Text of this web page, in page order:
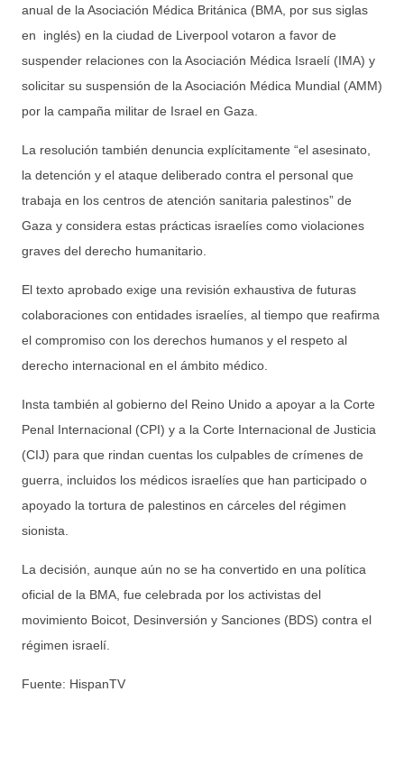
anual de la Asociación Médica Británica (BMA, por sus siglas
en inglés) en la ciudad de Liverpool votaron a favor de
suspender relaciones con la Asociación Médica Israelí (IMA) y
solicitar su suspensión de la Asociación Médica Mundial (AMM)
por la campaña militar de Israel en Gaza.
La resolución también denuncia explícitamente “el asesinato,
la detención y el ataque deliberado contra el personal que
trabaja en los centros de atención sanitaria palestinos” de
Gaza y considera estas prácticas israelíes como violaciones
graves del derecho humanitario.
El texto aprobado exige una revisión exhaustiva de futuras
colaboraciones con entidades israelíes, al tiempo que reafirma
el compromiso con los derechos humanos y el respeto al
derecho internacional en el ámbito médico.
Insta también al gobierno del Reino Unido a apoyar a la Corte
Penal Internacional (CPI) y a la Corte Internacional de Justicia
(CIJ) para que rindan cuentas los culpables de crímenes de
guerra, incluidos los médicos israelíes que han participado o
apoyado la tortura de palestinos en cárceles del régimen
sionista.
La decisión, aunque aún no se ha convertido en una política
oficial de la BMA, fue celebrada por los activistas del
movimiento Boicot, Desinversión y Sanciones (BDS) contra el
régimen israelí.
Fuente: HispanTV